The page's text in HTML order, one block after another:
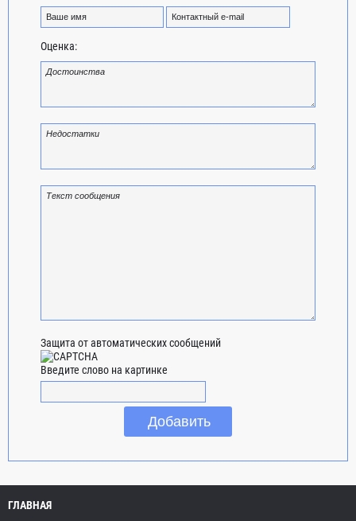
Оценка:
Защита от автоматических сообщений
Введите слово на картинке
ГЛАВНАЯ